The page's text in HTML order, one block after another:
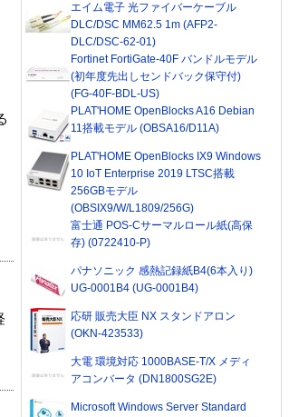
エイム電子 光ファイバーケーブル
DLC/DSC MM62.5 1m (AFP2-
DLC/DSC-62-01)
Fortinet FortiGate-40F バンドルモデル
(初年度先出しセンドバック保守付)
(FG-40F-BDL-US)
PLAT'HOME OpenBlocks A16 Debian
11搭載モデル (OBSA16/D11A)
PLAT'HOME OpenBlocks IX9 Windows
10 IoT Enterprise 2019 LTSC搭載
256GBモデル
(OBSIX9/W/L1809/256G)
富士通 POS-Cサーマルロール紙(高保
存) (0722410-P)
パナソニック 感熱記録紙B4(6本入り)
UG-0001B4 (UG-0001B4)
応研 販売大臣 NX スタンドアロン
(OKN-423533)
大電 環境対応 1000BASE-T/X メディ
アコンバータ (DN1800SG2E)
Microsoft Windows Server Standard